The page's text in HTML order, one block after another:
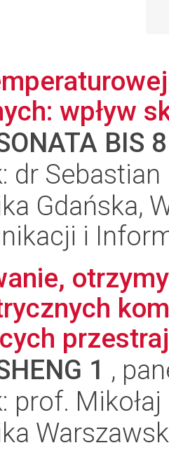
wpływ
BIS 8
dr
Gdańska,
i
1 ,
prof.